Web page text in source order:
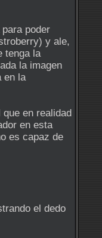
poder
y ale,
tenga la
la imagen
en la
en realidad
en esta
es capaz de
el dedo